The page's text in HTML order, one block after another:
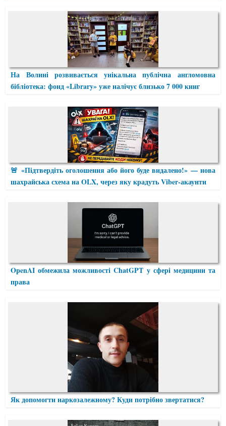
На Волині розвивається унікальна публічна англомовна
бібліотека: фонд «Library» уже налічує близько 7 000 книг
🚨 «Підтвердіть оголошення або його буде видалено!» — нова
шахрайська схема на OLX, через яку крадуть Viber-акаунти
OpenAI обмежила можливості ChatGPT у сфері медицини та
права
Як допомогти наркозалежному? Куди потрібно звертатися?